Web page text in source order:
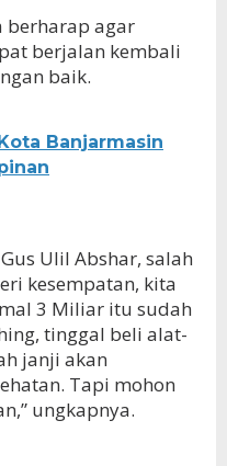
berharap agar
berjalan kembali
baik.
Banjarmasin
Ulil Abshar, salah
kesempatan, kita
3 Miliar itu sudah
tinggal beli alat-
janji akan
Tapi mohon
ungkapnya.